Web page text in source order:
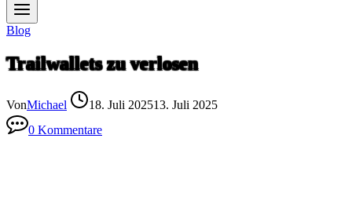
Blog
Trailwallets zu verlosen
VonMichael 18. Juli 202513. Juli 2025
0 Kommentare